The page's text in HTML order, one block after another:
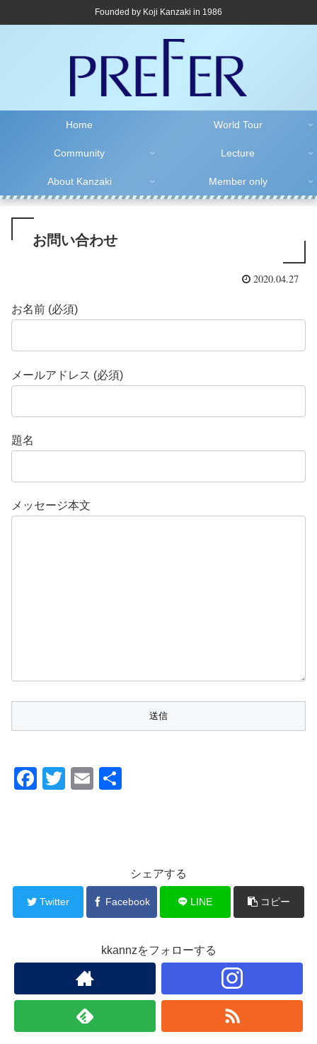
Founded by Koji Kanzaki in 1986
Home World Tour
Community Lecture
About Kanzaki Member only
お問い合わせ
2020.04.27
お名前 (必須)
メールアドレス (必須)
題名
メッセージ本文
F
o
o
T
E
シェアする
Twitter Facebook LINE コピー
kkannzをフォローする